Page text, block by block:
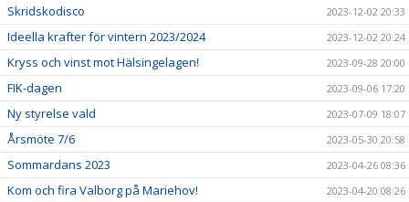
Skridskodisco 2023-12-02 20:33
Ideella krafter för vintern 2023/2024 2023-12-02 20:24
Kryss och vinst mot Hälsingelagen! 2023-09-28 20:00
FIK-dagen 2023-09-06 17:20
Ny styrelse vald 2023-07-09 18:07
Årsmöte 7/6 2023-05-30 20:58
Sommardans 2023 2023-04-26 08:36
Kom och fira Valborg på Mariehov! 2023-04-20 08:26